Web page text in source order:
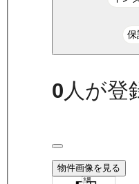
保
0人が登
物件画像を見る